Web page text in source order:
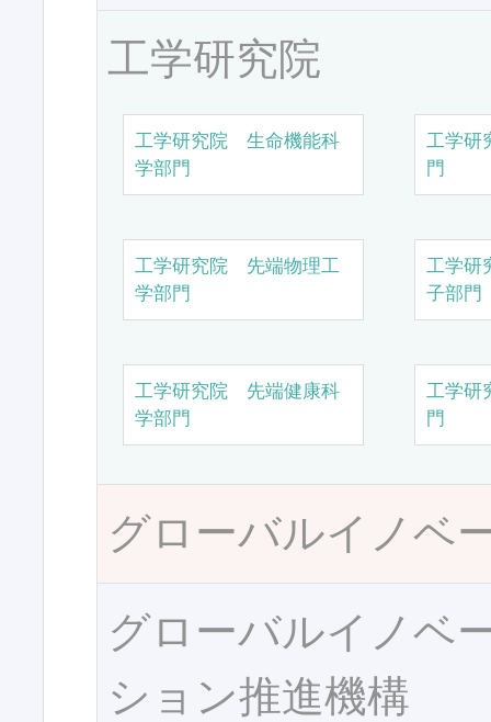
工学研究院
工学研究院 生命機能科
学部門
工学研
門
工学研究院 先端物理工
学部門
工学研
子部門
工学研究院 先端健康科
学部門
工学研
門
グローバルイノベ
グローバルイノベ
ション推進機構